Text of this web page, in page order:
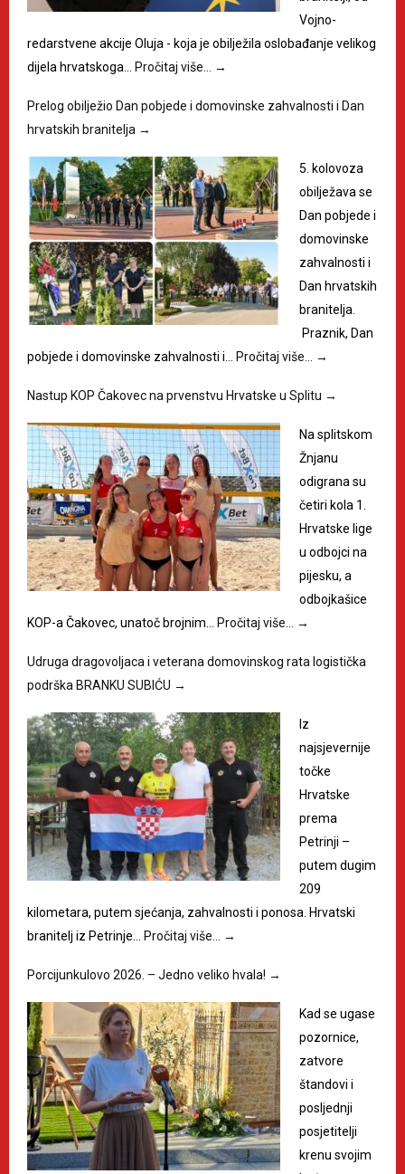
Vojno-
redarstvene akcije Oluja - koja je obilježila oslobađanje velikog
dijela hrvatskoga… Pročitaj više… →
Prelog obilježio Dan pobjede i domovinske zahvalnosti i Dan
hrvatskih branitelja →
5. kolovoza
obilježava se
Dan pobjede i
domovinske
zahvalnosti i
Dan hrvatskih
branitelja.
Praznik, Dan
pobjede i domovinske zahvalnosti i… Pročitaj više… →
Nastup KOP Čakovec na prvenstvu Hrvatske u Splitu →
Na splitskom
Žnjanu
odigrana su
četiri kola 1.
Hrvatske lige
u odbojci na
pijesku, a
odbojkašice
KOP-a Čakovec, unatoč brojnim… Pročitaj više… →
Udruga dragovoljaca i veterana domovinskog rata logistička
podrška BRANKU SUBIĆU →
Iz
najsjevernije
točke
Hrvatske
prema
Petrinji –
putem dugim
209
kilometara, putem sjećanja, zahvalnosti i ponosa. Hrvatski
branitelj iz Petrinje… Pročitaj više… →
Porcijunkulovo 2026. – Jedno veliko hvala! →
Kad se ugase
pozornice,
zatvore
štandovi i
posljednji
posjetitelji
krenu svojim